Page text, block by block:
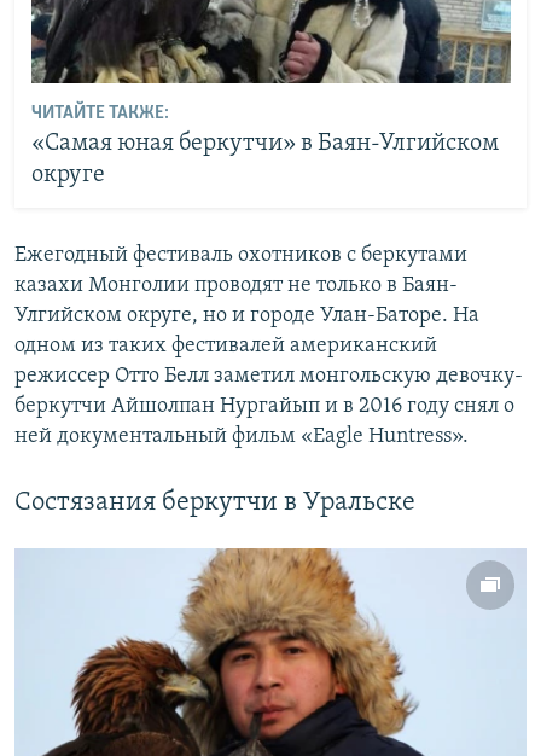
ЧИТАЙТЕ ТАКЖЕ:
«Самая юная беркутчи» в Баян-Улгийском
округе
Ежегодный фестиваль охотников с беркутами
казахи Монголии проводят не только в Баян-
Улгийском округе, но и городе Улан-Баторе. На
одном из таких фестивалей американский
режиссер Отто Белл заметил монгольскую девочку-
беркутчи Айшолпан Нургайып и в 2016 году снял о
ней документальный фильм «Eagle Huntress».
Состязания беркутчи в Уральске